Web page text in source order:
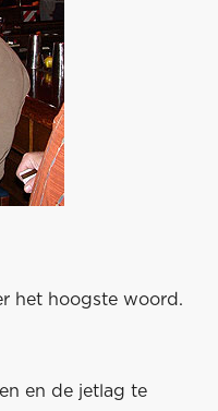
het hoogste woord.
en de jetlag te